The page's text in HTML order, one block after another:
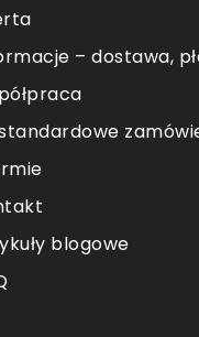
– dostawa,
blogowe